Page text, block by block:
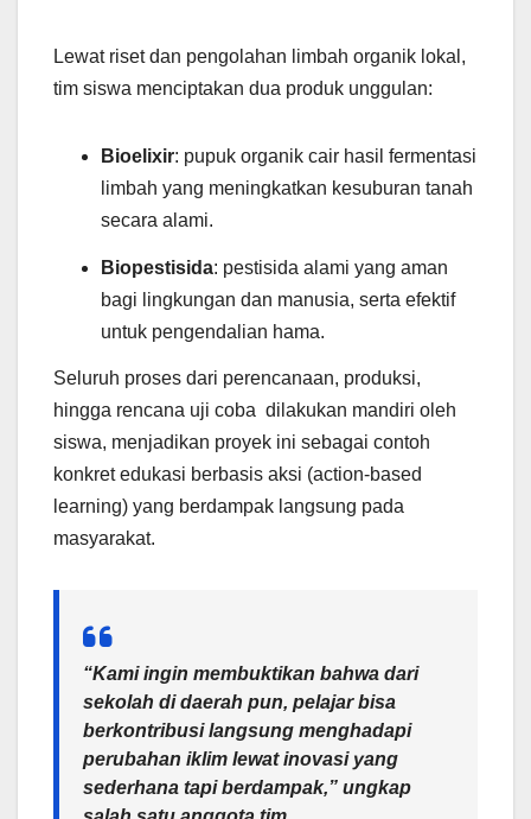
Lewat riset dan pengolahan limbah organik lokal,
tim siswa menciptakan dua produk unggulan:
Bioelixir: pupuk organik cair hasil fermentasi
limbah yang meningkatkan kesuburan tanah
secara alami.
Biopestisida: pestisida alami yang aman
bagi lingkungan dan manusia, serta efektif
untuk pengendalian hama.
Seluruh proses dari perencanaan, produksi,
hingga rencana uji coba dilakukan mandiri oleh
siswa, menjadikan proyek ini sebagai contoh
konkret edukasi berbasis aksi (action-based
learning) yang berdampak langsung pada
masyarakat.
“Kami ingin membuktikan bahwa dari
sekolah di daerah pun, pelajar bisa
berkontribusi langsung menghadapi
perubahan iklim lewat inovasi yang
sederhana tapi berdampak,” ungkap